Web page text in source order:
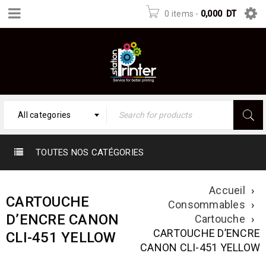
0 items - 0,000 DT
All categories
TOUTES NOS CATÉGORIES
CARTOUCHE
D’ENCRE CANON
CLI-451 YELLOW
Accueil
›
Consommables ›
Cartouche ›
CARTOUCHE D’ENCRE
CANON CLI-451 YELLOW